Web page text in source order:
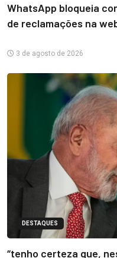
WhatsApp bloqueia
de reclamações na
3 de agosto de 2026
DESTAQUES
“tenho certeza que,